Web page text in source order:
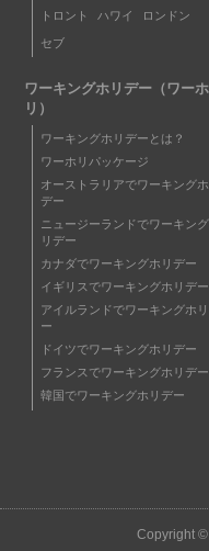
トロント ハワイ ロンドン
セブ
ワーキングホリデー（ワーホ
リ）
ワーキングホリデーとは？
ワーホリパッケージ
オーストラリアでワーキングホ
デー
ニュージーランドでワーキン
リデー
カナダでワーキングホリデー
イギリスでワーキングホリデー
アイルランドでワーキングホ
ー
ドイツでワーキングホリデー
フランスでワーキングホリデー
韓国でワーキングホリデー
Copyright